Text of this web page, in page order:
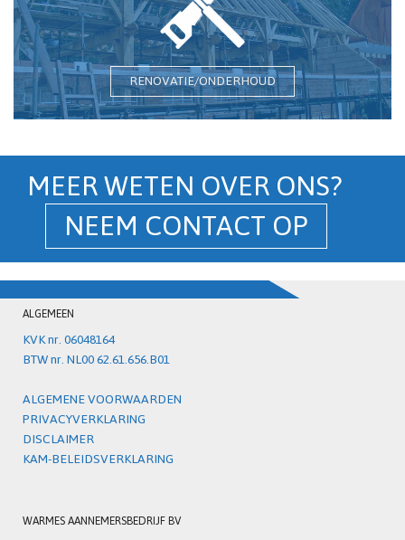
RENOVATIE/ONDERHOUD
MEER WETEN OVER ONS?
NEEM CONTACT OP
ALGEMEEN
KVK nr. 06048164
BTW nr. NL00 62.61.656.B01
ALGEMENE VOORWAARDEN
PRIVACYVERKLARING
DISCLAIMER
KAM-BELEIDSVERKLARING
WARMES AANNEMERSBEDRIJF BV